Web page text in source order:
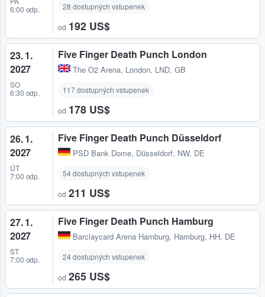
6:00 odp.
28 dostupných vstupenek
od 192 US$
23. 1.
2027
SO
6:30 odp.
Five Finger Death Punch London
The O2 Arena, London, LND, GB
117 dostupných vstupenek
od 178 US$
26. 1.
2027
ÚT
7:00 odp.
Five Finger Death Punch Düsseldorf
PSD Bank Dome, Düsseldorf, NW, DE
54 dostupných vstupenek
od 211 US$
27. 1.
2027
ST
7:00 odp.
Five Finger Death Punch Hamburg
Barclaycard Arena Hamburg, Hamburg, HH, DE
24 dostupných vstupenek
od 265 US$